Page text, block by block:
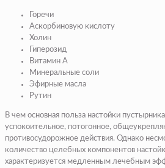
Горечи
Аскорбиновую кислоту
Холин
Гиперозид
Витамин А
Минеральные соли
Эфирные масла
Рутин
В чем основная польза настойки
успокоительное, потогонное,
противосудорожное действия. Однако
количество целебных компонентов
характеризуется медленным лечебным